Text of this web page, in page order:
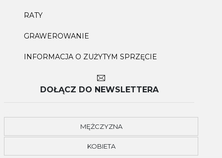
RATY
GRAWEROWANIE
INFORMACJA O ZUŻYTYM SPRZĘCIE
DOŁĄCZ DO NEWSLETTERA
MĘŻCZYZNA
KOBIETA